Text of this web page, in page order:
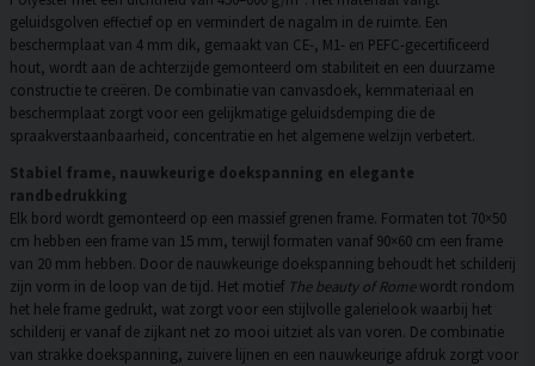
geluidsgolven effectief op en vermindert de nagalm in de ruimte. Een
beschermplaat van 4 mm dik, gemaakt van CE-, M1- en PEFC-gecertificeerd
hout, wordt aan de achterzijde gemonteerd om stabiliteit en een duurzame
constructie te creëren. De combinatie van canvasdoek, kernmateriaal en
beschermplaat zorgt voor een gelijkmatige geluidsdemping die de
spraakverstaanbaarheid, concentratie en het algemene welzijn verbetert.
Stabiel frame, nauwkeurige doekspanning en elegante
randbedrukking
Elk bord wordt gemonteerd op een massief grenen frame. Formaten tot 70×50
cm hebben een frame van 15 mm, terwijl formaten vanaf 90×60 cm een frame
van 20 mm hebben. Door de nauwkeurige doekspanning behoudt het schilderij
zijn vorm in de loop van de tijd. Het motief The beauty of Romewordt rondom
het hele frame gedrukt, wat zorgt voor een stijlvolle galerielook waarbij het
schilderij er vanaf de zijkant net zo mooi uitziet als van voren. De combinatie
van strakke doekspanning, zuivere lijnen en een nauwkeurige afdruk zorgt voor